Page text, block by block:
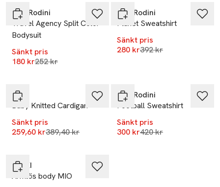
Mini Rodini
Travel Agency Split Color
Bodysuit
Sänkt pris
180 krLägsta pris 30 dagar
252 kr
Mini Rodini
Planet Sweatshirt
Sänkt pris
280 krLägsta pris 30 dagar
392 kr
Livly
Baby Knitted Cardigan
Sänkt pris
259,60 krLägsta pris 30 dagar
389,40 kr
Mini Rodini
Football Sweatshirt
Sänkt pris
300 krLägsta pris 30 dagar
420 kr
RIKIKI
Ärmlös body MIO